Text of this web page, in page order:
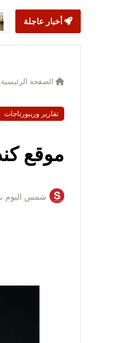
أخبار عاجلة
الصفحة الرئيسية
تقارير وريبورتاجات
موقع كندي
شمس اليوم